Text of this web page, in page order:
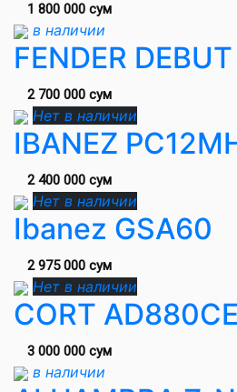
1 800 000 сум
в наличии
FENDER
2 700 000 сум
Нет в наличии
IBANEZ
2 400 000 сум
Нет в наличии
Ibanez GSA60
2 975 000 сум
Нет в наличии
CORT AD880CE
3 000 000 сум
в наличии